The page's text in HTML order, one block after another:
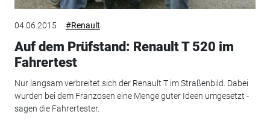
04.06.2015 #Renault
Auf dem Prüfstand: Renault T 520 im
Fahrertest
Nur langsam verbreitet sich der Renault T im Straßenbild. Dabei
wurden bei dem Franzosen eine Menge guter Ideen umgesetzt -
sagen die Fahrertester.